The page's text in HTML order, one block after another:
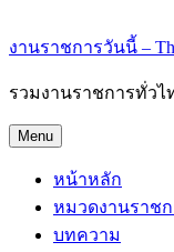
งานราชการวันนี้ –
รวมงานราชการทั่วไ
Menu
หน้าหลัก
หมวดงานราชก
บทความ